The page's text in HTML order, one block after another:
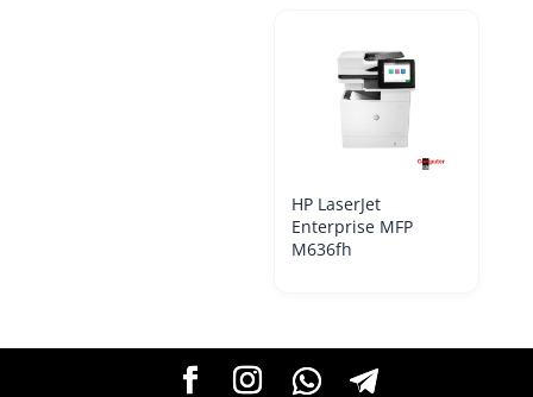
HP LaserJet
Enterprise MFP
M636fh